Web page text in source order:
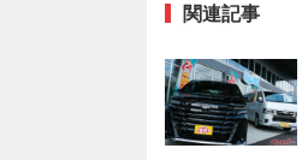
関連記事